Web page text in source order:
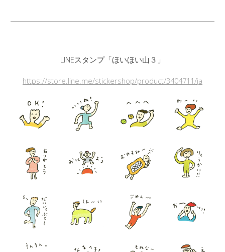
LINEスタンプ「ほいほい山 ３ 」
https://store.line.me/stickershop/product/3404711/ja